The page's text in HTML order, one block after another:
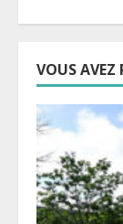
VOUS AVEZ